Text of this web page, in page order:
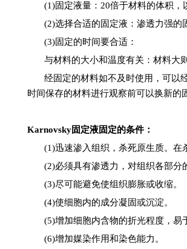
(1)固定液量： 20倍于材料的体积，
(2)选择合适的固定液：渗透力强的
(3)固定的时间要合适：
与材料的大小和温度有关：材料大
经固定的材料如不及时使用，可以
时间保存的材料进行观察前可以换新的
Karnovsky固定液固定的条件：
(1)迅速渗入组织，杀死原生质。在
(2)必须具有渗透力，对组织各部
(3)尽可能避免使组织膨胀或收缩。
(4)使细胞内的成分凝固或沉淀。
(5)增加细胞内含物的折光程度，易
(6)增加媒染作用和染色能力。